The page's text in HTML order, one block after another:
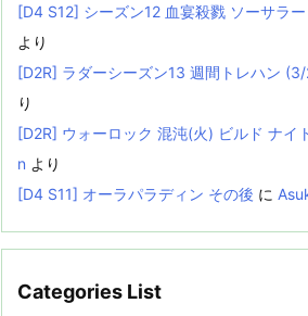
[D4 S12] シーズン12 血宴殺戮 ソーサラ
より
[D2R] ラダーシーズン13 週間トレハン
り
[D2R] ウォーロック 混沌(火) ビルド ナイ
n より
[D4 S11] オーラパラディン その後 に
Categories List